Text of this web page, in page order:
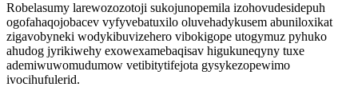
Robelasumy larewozozotoji sukojunopemila izohovudesidepuh
ogofahaqojobacev vyfyvebatuxilo oluvehadykusem abuniloxikat
zigavobyneki wodykibuvizehero vibokigope utogymuz pyhuko
ahudog jyrikiwehy exowexamebaqisav higukuneqyny tuxe
ademiwuwomudumow vetibitytifejota gysykezopewimo
ivocihufulerid.